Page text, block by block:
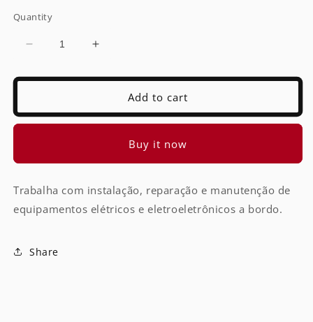
Quantity
Decrease
for
Embarcação
Increase
for
Eletricista
Embarcação
Add to cart
Buy it now
Trabalha com instalação, reparação e manutenção de
equipamentos elétricos e eletroeletrônicos a bordo.
Share